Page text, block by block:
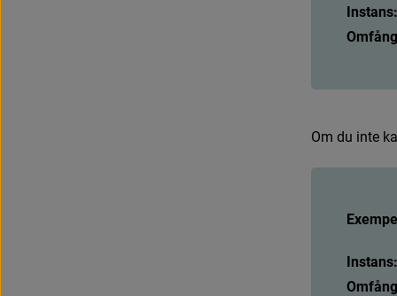
Instans:
Om du inte ka
Instans: